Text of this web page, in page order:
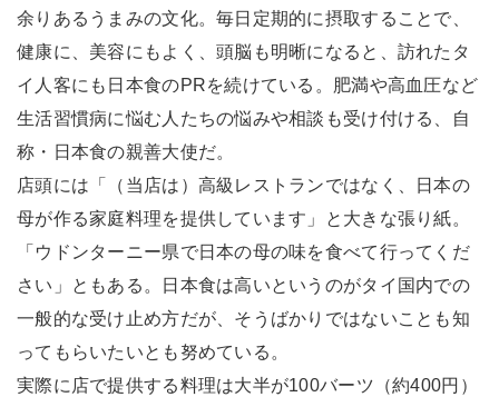
余りあるうまみの文化。毎日定期的に摂取することで、
健康に、美容にもよく、頭脳も明晰になると、訪れたタ
イ人客にも日本食のPRを続けている。肥満や高血圧など
生活習慣病に悩む人たちの悩みや相談も受け付ける、自
称・日本食の親善大使だ。
店頭には「（当店は）高級レストランではなく、日本の
母が作る家庭料理を提供しています」と大きな張り紙。
「ウドンターニー県で日本の母の味を食べて行ってくだ
さい」ともある。日本食は高いというのがタイ国内での
一般的な受け止め方だが、そうばかりではないことも知
ってもらいたいとも努めている。
実際に店で提供する料理は大半が100バーツ（約400円）